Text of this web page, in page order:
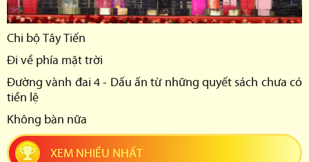
Chi bộ Tây Tiến
Đi về phía mặt trời
Đường vành đai 4 - Dấu ấn từ những quyết sách chưa có
tiền lệ
Không bàn nữa
XEM NHIỀU NHẤT